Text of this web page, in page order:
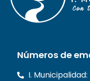
Números de
I.